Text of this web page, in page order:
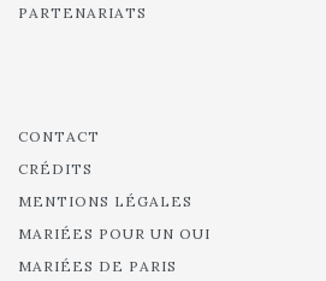
PARTENARIATS
CONTACT
CRÉDITS
MENTIONS LÉGALES
MARIÉES POUR UN OUI
MARIÉES DE PARIS